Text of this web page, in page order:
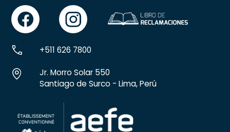
facebook instgram
+511 626 7800
Jr. Morro Solar 550
Santiago de Surco - Lima, Perú